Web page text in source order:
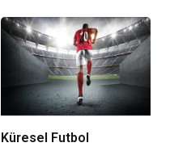
Küresel Futbol